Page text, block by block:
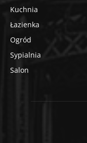
Kuchnia
Łazienka
Ogród
Sypialnia
Salon